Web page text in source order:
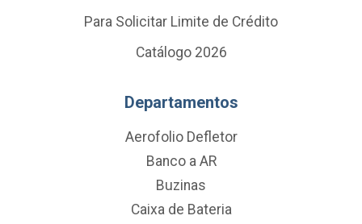
Para Solicitar Limite de Crédito
Catálogo 2026
Departamentos
Aerofolio Defletor
Banco a AR
Buzinas
Caixa de Bateria